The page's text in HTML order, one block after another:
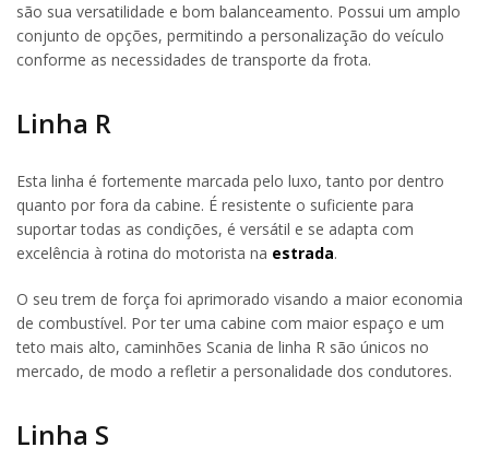
são sua versatilidade e bom balanceamento. Possui um amplo
conjunto de opções, permitindo a personalização do veículo
conforme as necessidades de transporte da frota.
Linha R
Esta linha é fortemente marcada pelo luxo, tanto por dentro
quanto por fora da cabine. É resistente o suficiente para
suportar todas as condições, é versátil e se adapta com
excelência à rotina do motorista na estrada.
O seu trem de força foi aprimorado visando a maior economia
de combustível. Por ter uma cabine com maior espaço e um
teto mais alto, caminhões Scania de linha R são únicos no
mercado, de modo a refletir a personalidade dos condutores.
Linha S